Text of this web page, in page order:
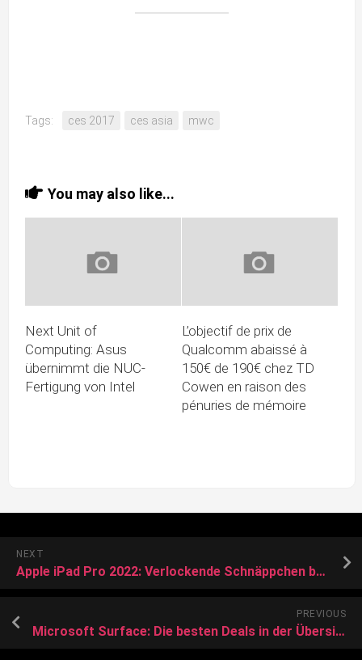
Tags: ces 2017 ces asia mwc
You may also like...
Next Unit of
Computing: Asus
übernimmt die NUC-
Fertigung von Intel
L’objectif de prix de
Qualcomm abaissé à
150€ de 190€ chez TD
Cowen en raison des
pénuries de mémoire
NEXT
Apple iPad Pro 2022: Verlockende Schnäppchen bei diesem Händler
PREVIOUS
Microsoft Surface: Die besten Deals in der Übersicht